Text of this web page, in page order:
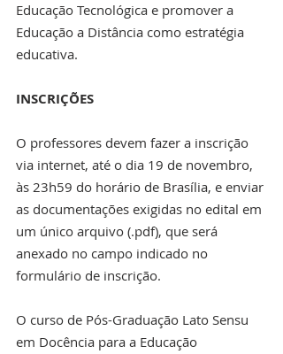
Educação Tecnológica e promover a
Educação a Distância como estratégia
educativa.
INSCRIÇÕES
O professores devem fazer a inscrição
via internet, até o dia 19 de novembro,
às 23h59 do horário de Brasília, e enviar
as documentações exigidas no edital em
um único arquivo (.pdf), que será
anexado no campo indicado no
formulário de inscrição.
O curso de Pós-Graduação Lato Sensu
em Docência para a Educação